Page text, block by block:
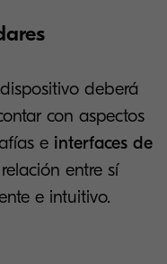
deberá
con aspectos
e interfaces de
entre sí
e intuitivo.